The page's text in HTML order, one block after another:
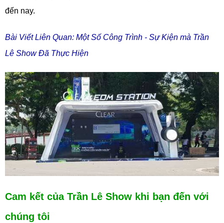
đến nay.
Bài Viết Liên Quan: Một Số Công Trình - Sự Kiện mà Trần
Lê Show Đã Thực Hiện
Cam kết của Trần Lê Show khi bạn đến với
chúng tôi